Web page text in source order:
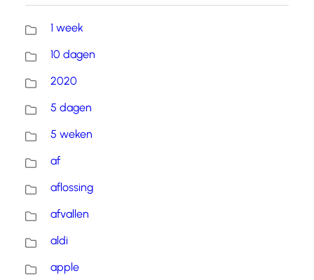
1 week
10 dagen
2020
5 dagen
5 weken
af
aflossing
afvallen
aldi
apple